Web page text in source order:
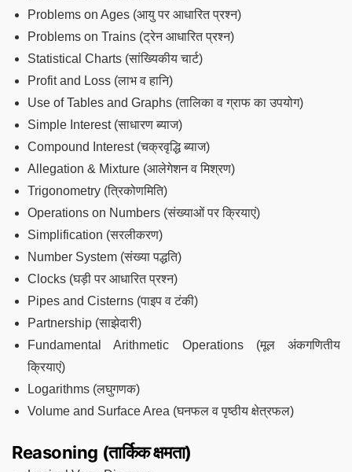
Problems on Ages (आयु पर आधारित प्रश्न)
Problems on Trains (ट्रेन आधारित प्रश्न)
Statistical Charts (सांख्यिकीय चार्ट)
Profit and Loss (लाभ व हानि)
Use of Tables and Graphs (तालिका व ग्राफ का उपयोग)
Simple Interest (साधारण ब्याज)
Compound Interest (चक्रवृद्धि ब्याज)
Allegation & Mixture (आलेगेशन व मिश्रण)
Trigonometry (त्रिकोणमिति)
Operations on Numbers (संख्याओं पर क्रियाएं)
Simplification (सरलीकरण)
Number System (संख्या पद्धति)
Clocks (घड़ी पर आधारित प्रश्न)
Pipes and Cisterns (पाइप व टंकी)
Partnership (साझेदारी)
Fundamental Arithmetic Operations (मूल अंकगणितीय
क्रियाएं)
Logarithms (लघुगणक)
Volume and Surface Area (घनफल व पृष्ठीय क्षेत्रफल)
Reasoning (तार्किक क्षमता)